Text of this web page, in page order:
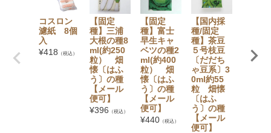
コスロン
濾紙 8個
入
¥418 （税込）
【固定
種】三浦
大根の種8
ml(約250
粒） 畑
懐〔はふ
う〕の種
【メール
便可】
¥396 （税込）
【固定
種】富士
早生キャ
ベツの種2
ml(約400
粒） 畑
懐〔はふ
う〕の種
【メール
便可】
¥440 （税込）
【国内採
種/固定
種】茶豆
５号枝豆
〔だだち
ゃ豆系〕3
0ml約55
粒 畑懐
〔はふ
う〕の種
【メール
便可】
もじ小
菜の